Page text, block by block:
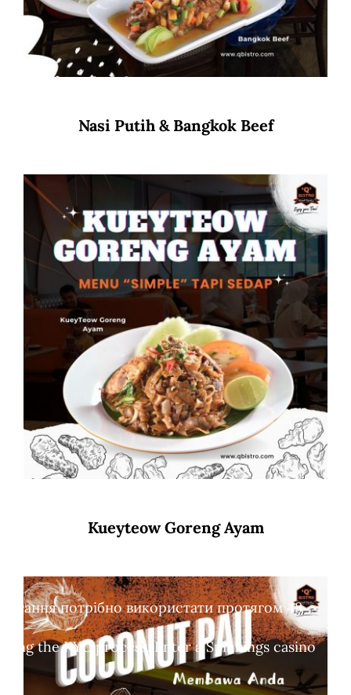
Nasi Putih & Bangkok Beef
Kueyteow Goreng Ayam
потрібно використати протягом 48
the KYC process. Enter a Spinkings casino